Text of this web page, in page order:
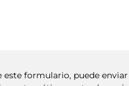
este formulario, puede